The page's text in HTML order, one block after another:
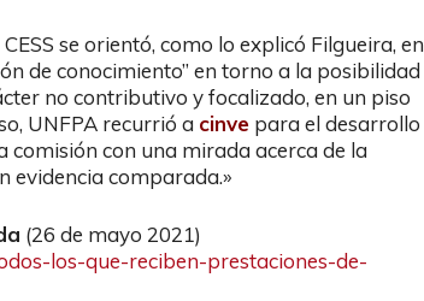
se orientó, como lo explicó Filgueira, en
de conocimiento” en torno a la posibilidad
no contributivo y focalizado, en un piso
UNFPA recurrió a cinve para el desarrollo
con una mirada acerca de la
evidencia comparada.»
(26 de mayo 2021)
los-que-reciben-prestaciones-de-